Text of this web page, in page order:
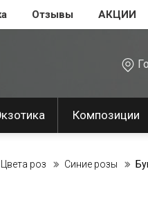
Отзывы АКЦИИ
Композиции
Цвета роз Синие розы